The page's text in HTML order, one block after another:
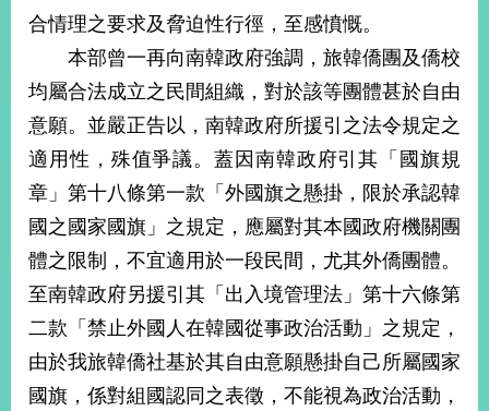
不
海
和
平
護
照
頁
網
站
導
關
於
合情理之要求及脅迫性行徑，至感憤慨。
本部曾一再向南韓政府強調，旅韓僑團及僑校
均屬合法成立之民間組織，對於該等團體甚於自由
意願。並嚴正告以，南韓政府所援引之法令規定之
適用性，殊值爭議。蓋因南韓政府引其「國旗規
章」第十八條第一款「外國旗之懸掛，限於承認韓
國之國家國旗」之規定，應屬對其本國政府機關團
體之限制，不宜適用於一段民間，尤其外僑團體。
至南韓政府另援引其「出入境管理法」第十六條第
二款「禁止外國人在韓國從事政治活動」之規定，
由於我旅韓僑社基於其自由意願懸掛自己所屬國家
國旗，係對組國認同之表徵，不能視為政治活動，